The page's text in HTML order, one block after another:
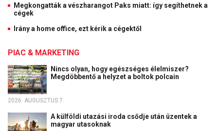
Megkongatták a vészharangot Paks miatt: így segíthetnek a
cégek
Irány a home office, ezt kérik a cégektől
PIAC & MARKETING
Nincs olyan, hogy egészséges élelmiszer?
Megdöbbentő a helyzet a boltok polcain
2026. AUGUSZTUS 7.
A külföldi utazási iroda csődje után üzentek a
magyar utasoknak